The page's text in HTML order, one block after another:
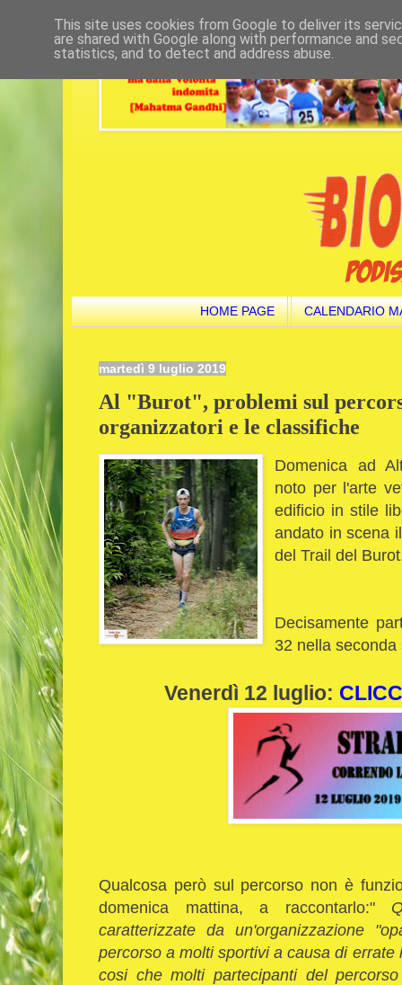
HOME PAGE CALENDARIO
martedì 9 luglio 2019
Al "Burot", problemi sul
organizzatori e le classifiche
Domenica ad
noto per l'arte
edificio in stile
andato in scena
del Trail del
Decisamente
32 nella
Venerdì 12 luglio:
Qualcosa però sul percorso non è
domenica mattina, a raccontarlo:"
caratterizzate da un'organizzazione
percorso a molti sportivi a causa di
cosi che molti partecipanti del
This site uses cookies from Google to deliver its
are shared with Google along with performance and
statistics, and to detect and address abuse.